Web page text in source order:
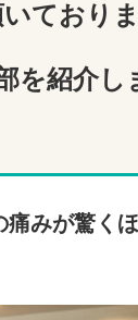
いており
を紹介し
痛みが驚く